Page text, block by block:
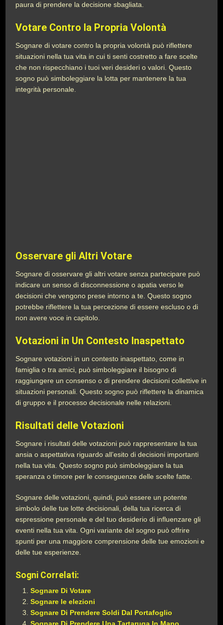
paura di prendere la decisione sbagliata.
Votare Contro la Propria Volontà
Sognare di votare contro la propria volontà può riflettere
situazioni nella tua vita in cui ti senti costretto a fare scelte
che non rispecchiano i tuoi veri desideri o valori. Questo
sogno può simboleggiare la lotta per mantenere la tua
integrità personale.
Osservare gli Altri Votare
Sognare di osservare gli altri votare senza partecipare può
indicare un senso di disconnessione o apatia verso le
decisioni che vengono prese intorno a te. Questo sogno
potrebbe riflettere la tua percezione di essere escluso o di
non avere voce in capitolo.
Votazioni in Un Contesto Inaspettato
Sognare votazioni in un contesto inaspettato, come in
famiglia o tra amici, può simboleggiare il bisogno di
raggiungere un consenso o di prendere decisioni collettive in
situazioni personali. Questo sogno può riflettere la dinamica
di gruppo e il processo decisionale nelle relazioni.
Risultati delle Votazioni
Sognare i risultati delle votazioni può rappresentare la tua
ansia o aspettativa riguardo all’esito di decisioni importanti
nella tua vita. Questo sogno può simboleggiare la tua
speranza o timore per le conseguenze delle scelte fatte.
Sognare delle votazioni, quindi, può essere un potente
simbolo delle tue lotte decisionali, della tua ricerca di
espressione personale e del tuo desiderio di influenzare gli
eventi nella tua vita. Ogni variante del sogno può offrire
spunti per una maggiore comprensione delle tue emozioni e
delle tue esperienze.
Sogni Correlati:
Sognare Di Votare
Sognare le elezioni
Sognare Di Prendere Soldi Dal Portafoglio